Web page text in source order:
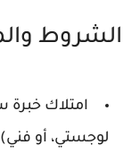
الشروط
امتلاك
لوجستي، أو